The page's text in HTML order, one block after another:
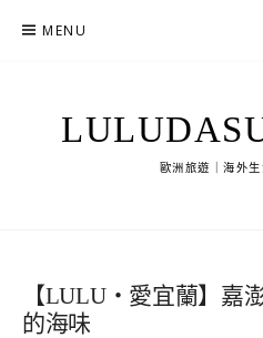
MENU
歐洲旅遊｜海外
【LULU‧愛宜蘭】嘉
的海味